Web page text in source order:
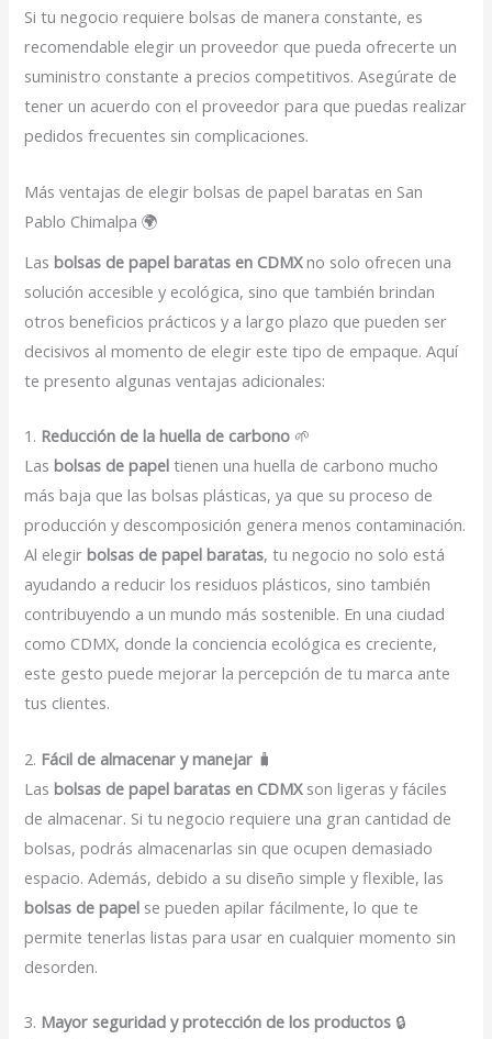
Si tu negocio requiere bolsas de manera constante, es
recomendable elegir un proveedor que pueda ofrecerte un
suministro constante a precios competitivos. Asegúrate de
tener un acuerdo con el proveedor para que puedas realizar
pedidos frecuentes sin complicaciones.
Más ventajas de elegir bolsas de papel baratas en San
Pablo Chimalpa 🌍
Lasbolsas de papel baratas en CDMXno solo ofrecen una
solución accesible y ecológica, sino que también brindan
otros beneficios prácticos y a largo plazo que pueden ser
decisivos al momento de elegir este tipo de empaque. Aquí
te presento algunas ventajas adicionales:
1. Reducción de la huella de carbono 🌱
Lasbolsas de papel tienen una huella de carbono mucho
más baja que las bolsas plásticas, ya que su proceso de
producción y descomposición genera menos contaminación.
Al elegirbolsas de papel baratas, tu negocio no solo está
ayudando a reducir los residuos plásticos, sino también
contribuyendo a un mundo más sostenible. En una ciudad
como CDMX, donde la conciencia ecológica es creciente,
este gesto puede mejorar la percepción de tu marca ante
tus clientes.
2. Fácil de almacenar y manejar 🧳
Lasbolsas de papel baratas en CDMXson ligeras y fáciles
de almacenar. Si tu negocio requiere una gran cantidad de
bolsas, podrás almacenarlas sin que ocupen demasiado
espacio. Además, debido a su diseño simple y flexible, las
bolsas de papel se pueden apilar fácilmente, lo que te
permite tenerlas listas para usar en cualquier momento sin
desorden.
3. Mayor seguridad y protección de los productos 🔒